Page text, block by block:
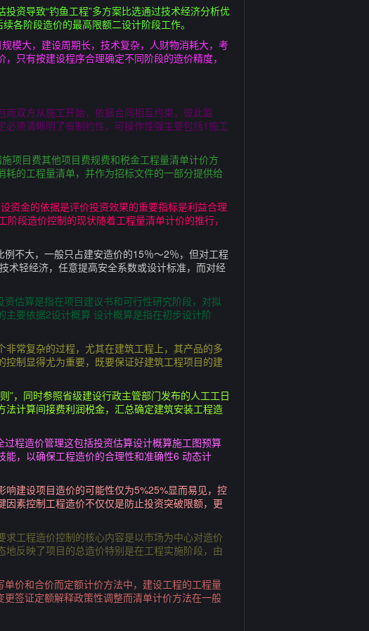
资导致“钓鱼工程”多方案比选通过技术经济分析优
各阶段造价的最高限额二设计阶段工作。
模大，建设周期长，技术复杂，人财物消耗大，考
只有按建设程序合理确定不同阶段的造价精度，
双方从施工开始，依据合同相互约束，彼此监
须清晰明了有制约性，可操作性强主要包括1施工
项目费其他项目费规费和税金工程量清单计价方
的工程量清单，并作为招标文件的一部分提供给
资金的依据是评价投资效果的重要指标是利益合理
段造价控制的现状随着工程量清单计价的推行，
不大，一般只占建安造价的15％～2％，但对工程
术轻经济，任意提高安全系数或设计标准，而对经
估算是指在项目建议书和可行性研究阶段，对拟
要依据2设计概算 设计概算是指在初步设计阶
常复杂的过程，尤其在建筑工程上，其产品的多
制显得尤为重要，既要保证好建筑工程项目的建
”，同时参照省级建设行政主管部门发布的人工工日
计算间接费利润税金，汇总确定建筑安装工程造
程造价管理这包括投资估算设计概算施工图预算
，以确保工程造价的合理性和准确性6 动态计
建设项目造价的可能性仅为5%25%显而易见，控
素控制工程造价不仅仅是防止投资突破限额，更
工程造价控制的核心内容是以市场为中心对造价
反映了项目的总造价特别是在工程实施阶段，由
价和合价而定额计价方法中，建设工程的工程量
签证定额解释政策性调整而清单计价方法在一般